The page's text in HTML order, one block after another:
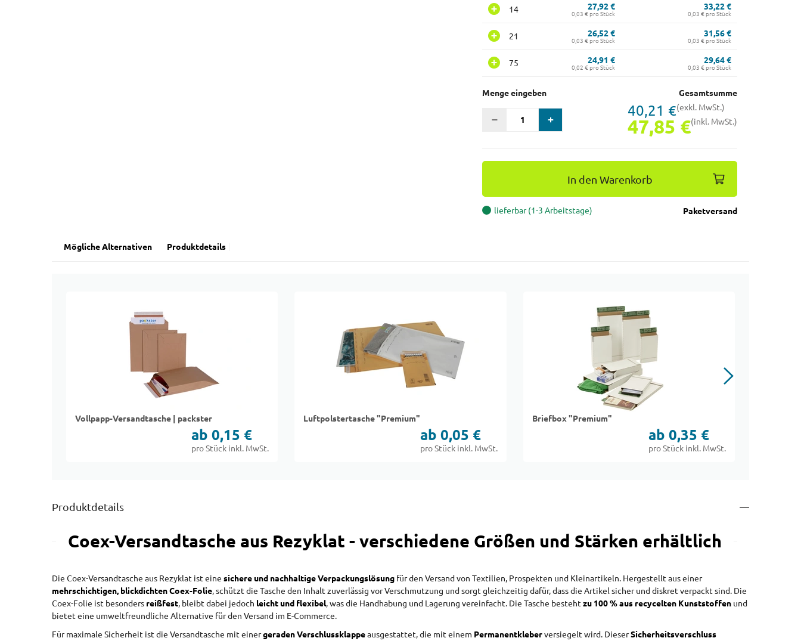
14 27,92 €
0,03 € pro Stück
33,22 €
0,03 € pro Stück
21 26,52 €
0,03 € pro Stück
31,56 €
0,03 € pro Stück
75 24,91 €
0,02 € pro Stück
29,64 €
0,03 € pro Stück
Menge eingeben Gesamtsumme
40,21 €(exkl. MwSt.)
47,85 €(inkl. MwSt.)
In den Warenkorb
lieferbar (1-3 Arbeitstage) Paketversand
Mögliche Alternativen Produktdetails
Vollpapp-Versandtasche | packster
ab 0,15 €
pro Stück inkl. MwSt.
Luftpolstertasche "Premium"
ab 0,05 €
pro Stück inkl. MwSt.
Briefbox "Premium"
ab 0,35 €
pro Stück inkl. MwSt.
Produktdetails
Coex-Versandtasche aus Rezyklat - verschiedene Größen und Stärken erhältlich
Die Coex-Versandtasche aus Rezyklat ist eine sichere und nachhaltige Verpackungslösung für den Versand von Textilien, Prospekten und Kleinartikeln. Hergestellt aus einer
mehrschichtigen, blickdichten Coex-Folie, schützt die Tasche den Inhalt zuverlässig vor Verschmutzung und sorgt gleichzeitig dafür, dass die Artikel sicher und diskret verpackt sind. Die
Coex-Folie ist besonders reißfest, bleibt dabei jedoch leicht und flexibel, was die Handhabung und Lagerung vereinfacht. Die Tasche besteht zu 100 % aus recycelten Kunststoffen und
bietet eine umweltfreundliche Alternative für den Versand im E-Commerce.
Für maximale Sicherheit ist die Versandtasche mit einergeraden Verschlussklappeausgestattet, die mit einem Permanentkleberversiegelt wird. DieserSicherheitsverschluss